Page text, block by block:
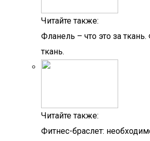
Читайте также:
Фланель – что это за
ткань.
Читайте также:
Фитнес-браслет: